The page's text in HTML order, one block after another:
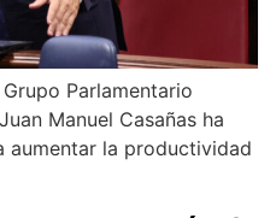
Parlamentario
Manuel Casañas ha
aumentar la productividad